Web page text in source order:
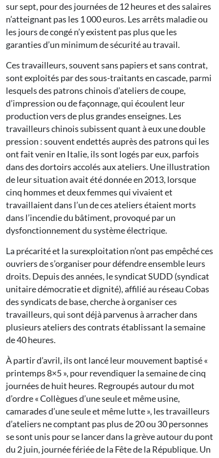
sur sept, pour des journées de 12 heures et des salaires
n’atteignant pas les 1 000 euros. Les arrêts maladie ou
les jours de congé n’y existent pas plus que les
garanties d’un minimum de sécurité au travail.
Ces travailleurs, souvent sans papiers et sans contrat,
sont exploités par des sous-traitants en cascade, parmi
lesquels des patrons chinois d’ateliers de coupe,
d’impression ou de façonnage, qui écoulent leur
production vers de plus grandes enseignes. Les
travailleurs chinois subissent quant à eux une double
pression : souvent endettés auprès des patrons qui les
ont fait venir en Italie, ils sont logés par eux, parfois
dans des dortoirs accolés aux ateliers. Une illustration
de leur situation avait été donnée en 2013, lorsque
cinq hommes et deux femmes qui vivaient et
travaillaient dans l’un de ces ateliers étaient morts
dans l’incendie du bâtiment, provoqué par un
dysfonctionnement du système électrique.
La précarité et la surexploitation n’ont pas empêché ces
ouvriers de s’organiser pour défendre ensemble leurs
droits. Depuis des années, le syndicat SUDD (syndicat
unitaire démocratie et dignité), affilié au réseau Cobas
des syndicats de base, cherche à organiser ces
travailleurs, qui sont déjà parvenus à arracher dans
plusieurs ateliers des contrats établissant la semaine
de 40 heures.
À partir d’avril, ils ont lancé leur mouvement baptisé «
printemps 8×5 », pour revendiquer la semaine de cinq
journées de huit heures. Regroupés autour du mot
d’ordre « Collègues d’une seule et même usine,
camarades d’une seule et même lutte », les travailleurs
d’ateliers ne comptant pas plus de 20 ou 30 personnes
se sont unis pour se lancer dans la grève autour du pont
du 2 juin, journée fériée de la Fête de la République. Un